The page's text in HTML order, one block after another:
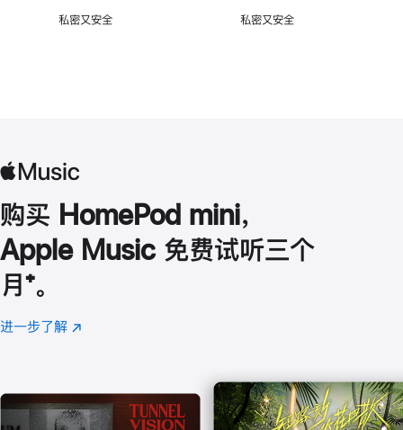
私密又安全 私密又安全
购买 HomePod mini，
Apple Music 免费试听三个
月 脚
注
⁺。
进一步了解 Apple
(在
口
中